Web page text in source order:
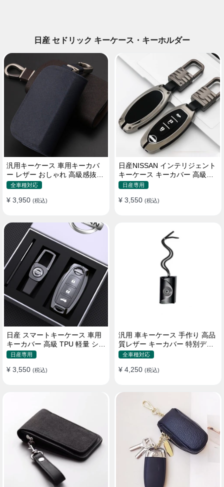
日産 セドリック キーケース・キーホルダー
汎用キーケース 車用キーカバ
ー レザー おしゃれ 高級感抜群
ロゴオーダーメイド
全車種対応
¥ 3,950 (税込)
日産NISSAN インテリジェント
キーケース キーカバー 高級品
軽量 3/4/5ボタン
日産専用
¥ 3,550 (税込)
日産 スマートキーケース 車用
キーカバー 高級 TPU 軽量 シリ
コン キーホルダー 汚れ 落下 傷
日産専用
¥ 3,550 (税込)
汎用 車キーケース 手作り 高品
質レザー キーカバー 特別デザ
イン 手触りいい
全車種対応
¥ 4,250 (税込)